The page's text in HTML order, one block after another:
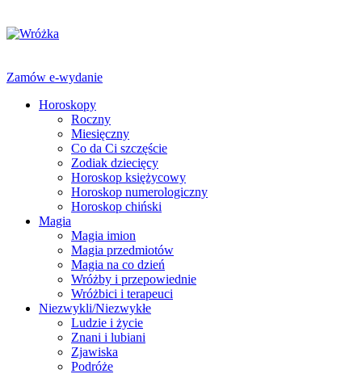
Zamów e-wydanie
Horoskopy
Roczny
Miesięczny
Co da Ci szczęście
Zodiak dziecięcy
Horoskop księżycowy
Horoskop numerologiczny
Horoskop chiński
Magia
Magia imion
Magia przedmiotów
Magia na co dzień
Wróżby i przepowiednie
Wróżbici i terapeuci
Niezwykli/Niezwykłe
Ludzie i życie
Znani i lubiani
Zjawiska
Podróże